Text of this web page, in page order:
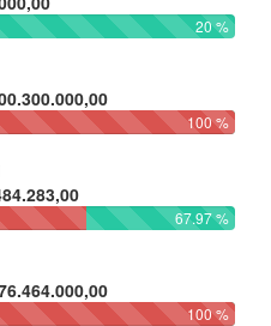
20 %
100 %
67.97 %
100 %